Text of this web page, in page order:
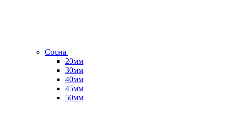
Сосна
20мм
30мм
40мм
45мм
50мм